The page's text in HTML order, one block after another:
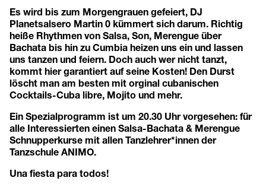
Es wird bis zum Morgengrauen gefeiert, DJ
Planetsalsero Martin 0 kümmert sich darum. Richtig
heiße Rhythmen von Salsa, Son, Merengue über
Bachata bis hin zu Cumbia heizen uns ein und lassen
uns tanzen und feiern. Doch auch wer nicht tanzt,
kommt hier garantiert auf seine Kosten! Den Durst
löscht man am besten mit orginal cubanischen
Cocktails-Cuba libre, Mojito und mehr.
Ein Spezialprogramm ist um 20.30 Uhr vorgesehen: für
alle Interessierten einen Salsa-Bachata & Merengue
Schnupperkurse mit allen Tanzlehrer*innen der
Tanzschule ANIMO.
Una fiesta para todos!